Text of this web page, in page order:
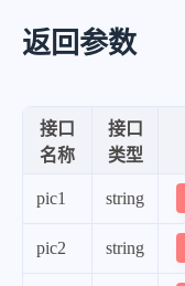
返回参数
接口
名称
接口
类型
pic1 string
pic2 string